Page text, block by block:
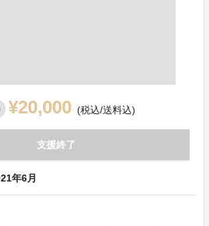
¥20,000 (税込/送料込)
支援終了
年6月